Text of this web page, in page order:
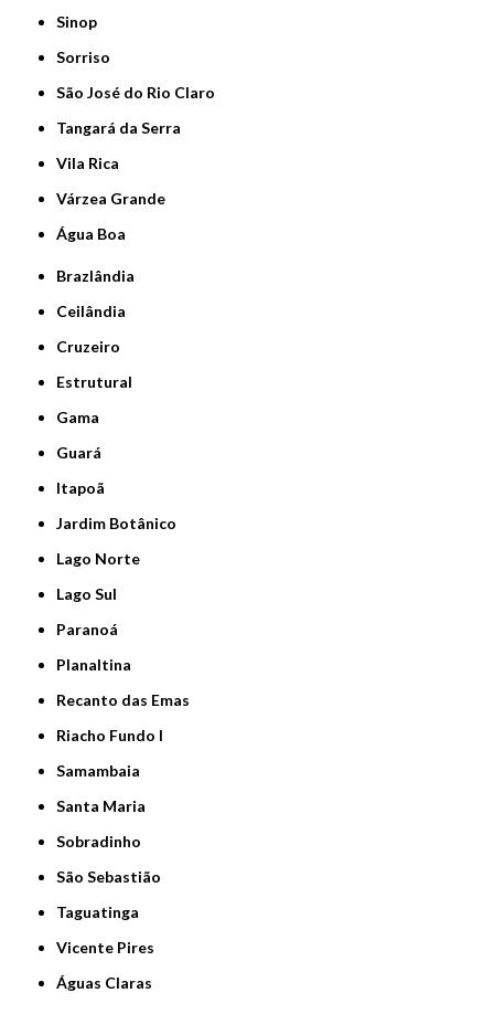
Sinop
Sorriso
São José do Rio Claro
Tangará da Serra
Vila Rica
Várzea Grande
Água Boa
Brazlândia
Ceilândia
Cruzeiro
Estrutural
Gama
Guará
Itapoã
Jardim Botânico
Lago Norte
Lago Sul
Paranoá
Planaltina
Recanto das Emas
Riacho Fundo I
Samambaia
Santa Maria
Sobradinho
São Sebastião
Taguatinga
Vicente Pires
Águas Claras